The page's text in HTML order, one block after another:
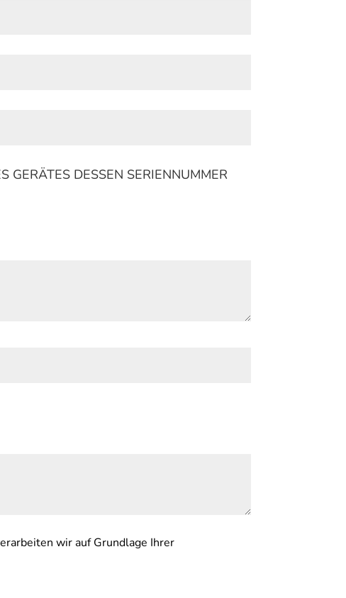
GERÄTES DESSEN SERIENNUMMER
wir auf Grundlage Ihrer